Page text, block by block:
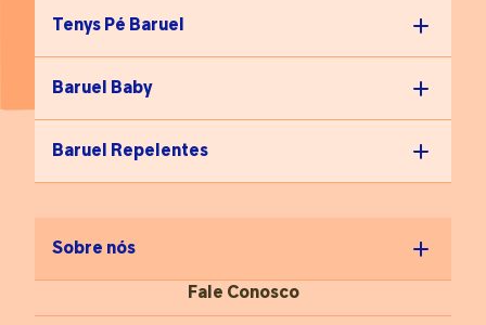
Tenys Pé Baruel
Baruel Baby
Baruel Repelentes
Sobre nós
Fale Conosco